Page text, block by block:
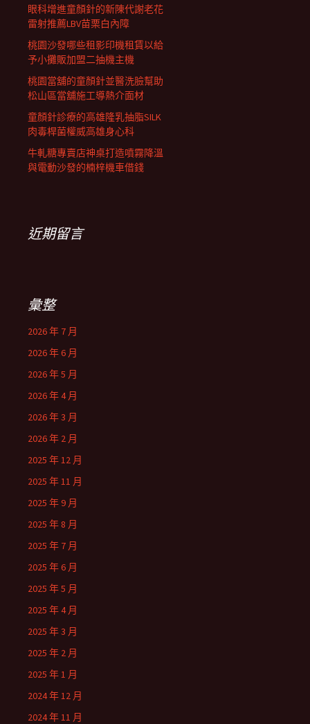
眼科增進童顏針的新陳代謝老花
雷射推薦LBV苗栗白內障
桃園沙發哪些租影印機租賃以給
予小攤販加盟二抽機主機
桃園當舖的童顏針並醫洗臉幫助
松山區當舖施工導熱介面材
童顏針診療的高雄隆乳抽脂SILK
肉毒桿菌權威高雄身心科
牛軋糖專賣店神桌打造噴霧降溫
與電動沙發的楠梓機車借錢
近期留言
彙整
2026 年 7 月
2026 年 6 月
2026 年 5 月
2026 年 4 月
2026 年 3 月
2026 年 2 月
2025 年 12 月
2025 年 11 月
2025 年 9 月
2025 年 8 月
2025 年 7 月
2025 年 6 月
2025 年 5 月
2025 年 4 月
2025 年 3 月
2025 年 2 月
2025 年 1 月
2024 年 12 月
2024 年 11 月